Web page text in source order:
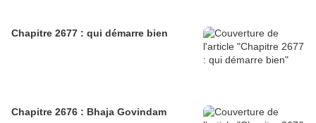
Chapitre 2677 : qui démarre bien
Chapitre 2676 : Bhaja Govindam